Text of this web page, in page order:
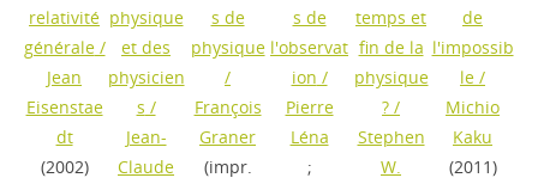
relativité
générale/
Jean
Eisenstae
dt
(2002)
physique
et des
physicien
s /
Jean-
Claude
s de
physique
/
François
Graner
(impr.
s de
l'observat
ion /
Pierre
Léna
;
temps et
fin de la
physique
? /
Stephen
W.
de
l'impossib
le /
Michio
Kaku
(2011)